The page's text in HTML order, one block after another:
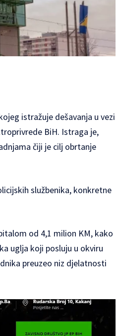
istražuje dešavanja u vezi
BiH. Istraga je,
čiji je cilj obrtanje
službenika, konkretne
od 4,1 milion KM, kako
uglja koji posluju u okviru
preuzeo niz djelatnosti